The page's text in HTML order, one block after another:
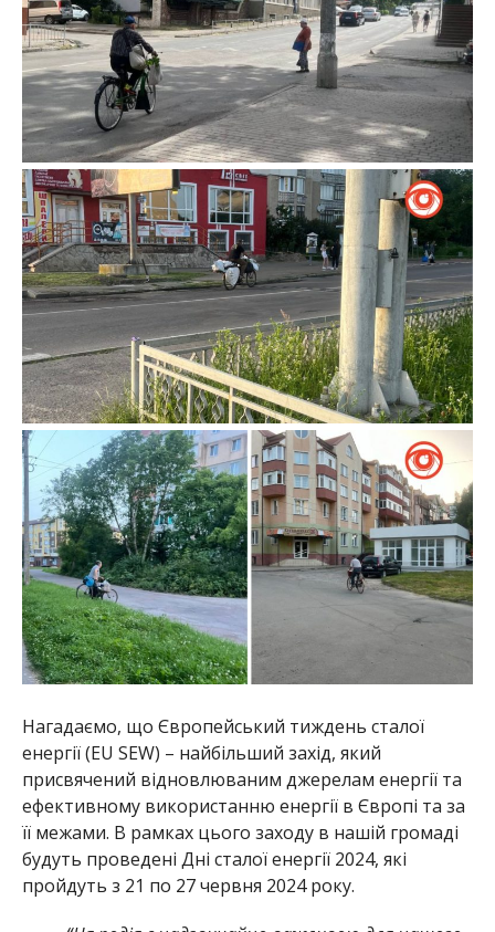
Нагадаємо, що Європейський тиждень сталої
енергії (EU SEW) – найбільший захід, який
присвячений відновлюваним джерелам енергії та
ефективному використанню енергії в Європі та за
її межами. В рамках цього заходу в нашій громаді
будуть проведені Дні сталої енергії 2024, які
пройдуть з 21 по 27 червня 2024 року.